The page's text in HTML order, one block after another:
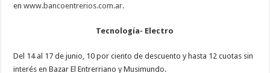
enwww.bancoentrerios.com.ar.
Tecnología- Electro
Del 14 al 17 de junio, 10 por ciento de descuento y hasta 12 cuotas sin
interés en Bazar El Entrerriano y Musimundo.